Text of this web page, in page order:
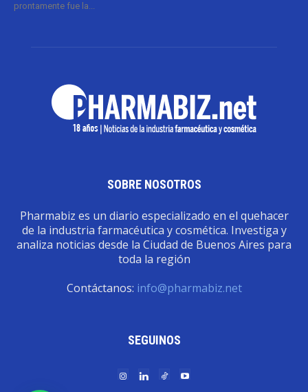
prontamente fue la...
SOBRE NOSOTROS
Pharmabiz es un diario especializado en el quehacer
de la industria farmacéutica y cosmética. Investiga y
analiza noticias desde la Ciudad de Buenos Aires para
toda la región
Contáctanos: info@pharmabiz.net
SEGUINOS